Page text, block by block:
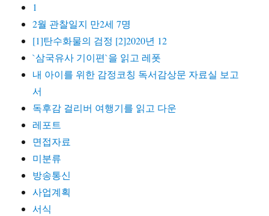
1
2월 관찰일지 만2세 7명
[1]탄수화물의 검정 [2]2020년 12
`삼국유사 기이편`을 읽고 레폿
내 아이를 위한 감정코칭 독서감상문 자료실 보고
서
독후감 걸리버 여행기를 읽고 다운
레포트
면접자료
미분류
방송통신
사업계획
서식